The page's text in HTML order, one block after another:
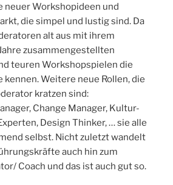
neuer Workshopideen und
die simpel und lustig sind. Da
alt aus mit ihrem
zusammengestellten
teuren Workshopspielen die
kennen. Weitere neue Rollen, die
kratzen sind:
Change Manager, Kultur-
Design Thinker, … sie alle
selbst. Nicht zuletzt wandelt
auch hin zum
Coach und das ist auch gut so.